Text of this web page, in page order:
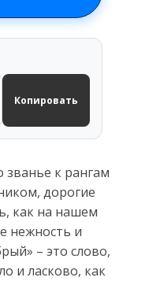
Копировать
званье к рангам
дорогие
как на нашем
нежность и
– это слово,
и ласково, как